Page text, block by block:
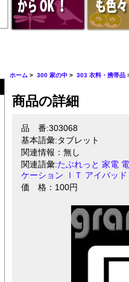
ホーム >300 家の中 >303 衣料・携帯品
商品の詳細
品 番:303068
基本語彙:タブレット
関連情報：無し
関連語彙:たぶれっと 家電
ケーション
ＩＴ アイパッド
価 格：100円